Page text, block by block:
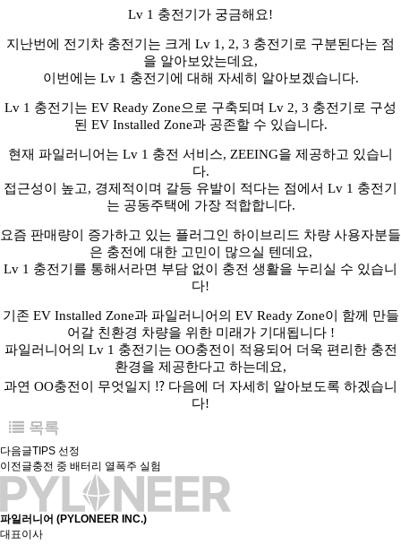
Lv 1 충전기가 궁금해요!
지난번에 전기차 충전기는 크게 Lv 1, 2, 3 충전기로 구분된다는 점
을 알아보았는데요,
이번에는 Lv 1 충전기에 대해 자세히 알아보겠습니다.
Lv 1 충전기는 EV Ready Zone으로 구축되며 Lv 2, 3 충전기로 구성
된 EV Installed Zone과 공존할 수 있습니다.
현재 파일러니어는 Lv 1 충전 서비스, ZEEING을 제공하고 있습니
다.
접근성이 높고, 경제적이며 갈등 유발이 적다는 점에서 Lv 1 충전기
는 공동주택에 가장 적합합니다.
요즘 판매량이 증가하고 있는 플러그인 하이브리드 차량 사용자분들
은 충전에 대한 고민이 많으실 텐데요,
Lv 1 충전기를 통해서라면 부담 없이 충전 생활을 누리실 수 있습니
다!
기존 EV Installed Zone과 파일러니어의 EV Ready Zone이 함께 만들
어갈 친환경 차량을 위한 미래가 기대됩니다 !
파일러니어의 Lv 1 충전기는 OO충전이 적용되어 더욱 편리한 충전
환경을 제공한다고 하는데요,
과연 OO충전이 무엇일지 ⁉️ 다음에 더 자세히 알아보도록 하겠습니
다!
목록
다음글TIPS 선정
이전글충전 중 배터리 열폭주 실험
파일러니어 (PYLONEER INC.)
대표이사